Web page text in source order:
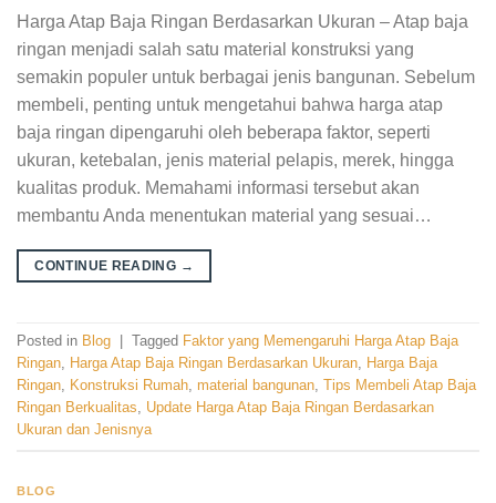
Harga Atap Baja Ringan Berdasarkan Ukuran – Atap baja
ringan menjadi salah satu material konstruksi yang
semakin populer untuk berbagai jenis bangunan. Sebelum
membeli, penting untuk mengetahui bahwa harga atap
baja ringan dipengaruhi oleh beberapa faktor, seperti
ukuran, ketebalan, jenis material pelapis, merek, hingga
kualitas produk. Memahami informasi tersebut akan
membantu Anda menentukan material yang sesuai…
CONTINUE READING →
Posted in Blog Tagged Faktor yang Memengaruhi Harga Atap Baja
Ringan
Harga Atap Baja Ringan Berdasarkan Ukuran
Harga Baja
Ringan
Konstruksi Rumah material bangunan Tips Membeli Atap Baja
Ringan Berkualitas
Update Harga Atap Baja Ringan Berdasarkan
Ukuran dan Jenisnya
BLOG